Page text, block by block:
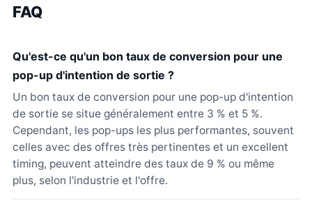
FAQ
Qu'est-ce qu'un bon taux de conversion pour une
pop-up d'intention de sortie ?
Un bon taux de conversion pour une pop-up d'intention
de sortie se situe généralement entre 3 % et 5 %.
Cependant, les pop-ups les plus performantes, souvent
celles avec des offres très pertinentes et un excellent
timing, peuvent atteindre des taux de 9 % ou même
plus, selon l'industrie et l'offre.